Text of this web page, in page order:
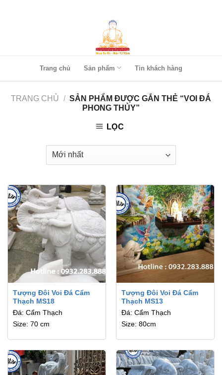
Trang chủ Sản phẩm Tin khách hàng
TRANG CHỦ / SẢN PHẨM ĐƯỢC GẮN THẺ “VOI ĐÁ
PHONG THỦY”
LỌC
Tượng Đôi Voi Đá Cẩm
Thạch MS18
Đá: Cẩm Thạch
Size: 70 cm
Tượng Đôi Voi Đá Cẩm
Thạch MS13
Đá: Cẩm Thạch
Size: 80cm